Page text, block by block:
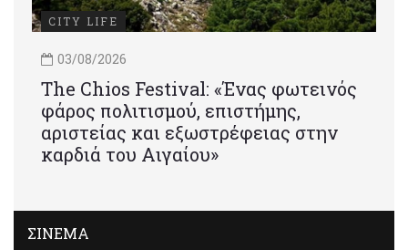
CITY LIFE
03/08/2026
Τhe Chios Festival: «Ένας φωτεινός
φάρος πολιτισμού, επιστήμης,
αριστείας και εξωστρέφειας στην
καρδιά του Αιγαίου»
ΣΙΝΕΜΑ